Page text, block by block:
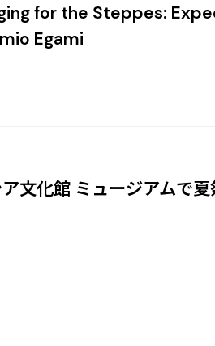
for the Steppes:
Egami
文化館 ミュージアムで